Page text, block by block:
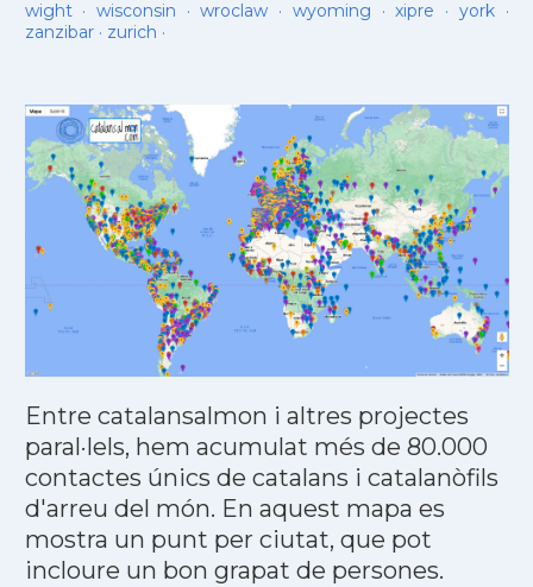
wight· wisconsin ·wroclaw · wyoming ·xipre · york·
zanzibar· zurich ·
Entre catalansalmon i altres projectes
paral·lels, hem acumulat més de 80.000
contactes únics de catalans i catalanòfils
d'arreu del món. En aquest mapa es
mostra un punt per ciutat, que pot
incloure un bon grapat de persones.